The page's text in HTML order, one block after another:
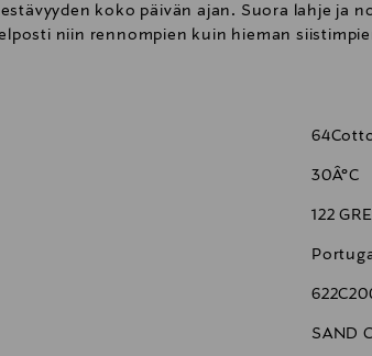
koko päivän ajan. Suora lahje ja
niin rennompien kuin hieman
30Â°C
122
SAND